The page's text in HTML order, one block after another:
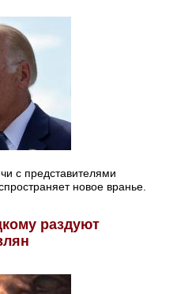
с представителями
новое вранье.
раздуют